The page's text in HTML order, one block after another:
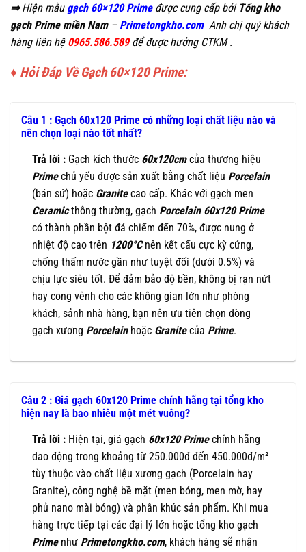
⇒Hiện mẫu gạch 60×120 Prime được cung cấp bởi Tổng kho
gạch Prime miền Nam– Primetongkho.com Anh chị quý khách
hàng liên hệ 0965.586.589để được hưởng CTKM .
♦ Hỏi Đáp Về Gạch 60×120 Prime:
Câu 1 : Gạch 60x120 Prime có những loại chất liệu nào và
nên chọn loại nào tốt nhất?
Trả lời : Gạch kích thước 60x120cmcủa thương hiệu
Primechủ yếu được sản xuất bằng chất liệu Porcelain
(bán sứ) hoặc Granitecao cấp. Khác với gạch men
Ceramicthông thường, gạch Porcelain 60x120 Prime
có thành phần bột đá chiếm đến 70%, được nung ở
nhiệt độ cao trên 1200°C nên kết cấu cực kỳ cứng,
chống thấm nước gần như tuyệt đối (dưới 0.5%) và
chịu lực siêu tốt. Để đảm bảo độ bền, không bị rạn nứt
hay cong vênh cho các không gian lớn như phòng
khách, sảnh nhà hàng, bạn nên ưu tiên chọn dòng
gạch xương Porcelainhoặc Granitecủa Prime.
Câu 2 : Giá gạch 60x120 Prime chính hãng tại tổng kho
hiện nay là bao nhiêu một mét vuông?
Trả lời : Hiện tại, giá gạch 60x120 Primechính hãng
dao động trong khoảng từ 250.000đ đến 450.000đ/m²
tùy thuộc vào chất liệu xương gạch (Porcelain hay
Granite), công nghệ bề mặt (men bóng, men mờ, hay
phủ nano mài bóng) và phân khúc sản phẩm. Khi mua
hàng trực tiếp tại các đại lý lớn hoặc tổng kho gạch
Primenhư Primetongkho.com, khách hàng sẽ nhận